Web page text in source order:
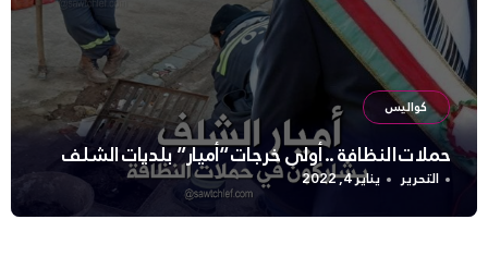
كواليس
حملات النظافة .. أولى خرجات “أميار” بلديات الشلف
التحرير يناير 4, 2022